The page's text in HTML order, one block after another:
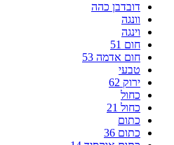
דובדבן כהה
וונגה
וינגה
חום 51
חום אדמה 53
טבעי
ירוק 62
כחול
כחול 21
כתום
כתום 36